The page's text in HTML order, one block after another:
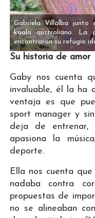
Gabriela Villalba junto
koala australiano. La
encontraron su refugio
Su historia de amor
Gaby nos cuenta
invaluable, él la ha
ventaja es que
sport manager y
deja de
apasiona la
deporte.
Ella nos cuenta
nadaba contra
propuestas de
no se alineaban